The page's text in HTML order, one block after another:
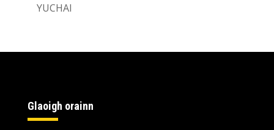
YUCHAI
Glaoigh orainn